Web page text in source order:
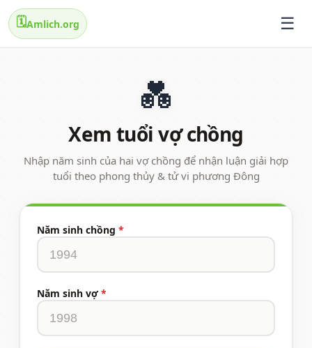
🗓️Amlich.org
💑
Xem tuổi vợ chồng
Nhập năm sinh của hai vợ chồng để nhận luận giải hợp
tuổi theo phong thủy & tử vi phương Đông
Năm sinh chồng *
Năm sinh vợ *